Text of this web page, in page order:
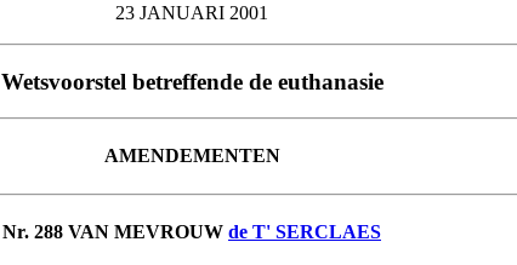
23 JANUARI 2001
Wetsvoorstel betreffende de euthanasie
AMENDEMENTEN
Nr. 288 VAN MEVROUW de T' SERCLAES